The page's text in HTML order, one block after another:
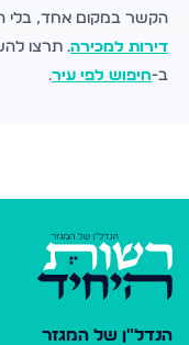
הקשר במקום אחד, בלי
דירות למכירה. תרצו
ב-חיפוש לפי עיר.
הנדל"ן של המגזר